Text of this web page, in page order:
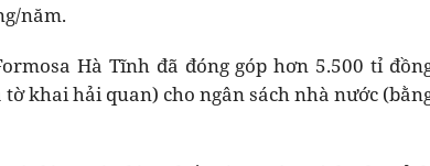
năm.
Hà Tĩnh đã đóng góp hơn 5.500 tỉ
khai hải quan) cho ngân sách nhà nước